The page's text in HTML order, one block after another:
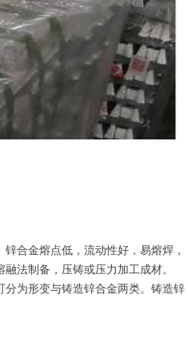
合金熔点低，流动性好，易熔焊，
法制备，压铸或压力加工成材。
为形变与铸造锌合金两类。铸造锌